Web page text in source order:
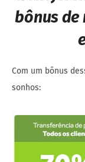
bônus de
Com um bônus
sonhos: